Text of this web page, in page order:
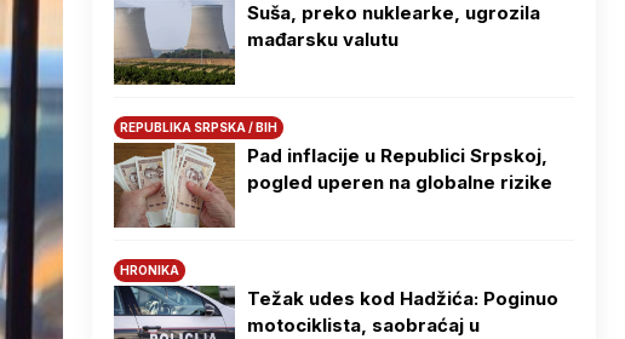
Suša, preko nuklearke, ugrozila
mađarsku valutu
REPUBLIKA SRPSKA / BIH
Pad inflacije u Republici Srpskoj,
pogled uperen na globalne rizike
HRONIKA
Težak udes kod Hadžića: Poginuo
motociklista, saobraćaj u